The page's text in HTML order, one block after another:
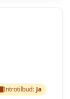
Introtilbud: Ja